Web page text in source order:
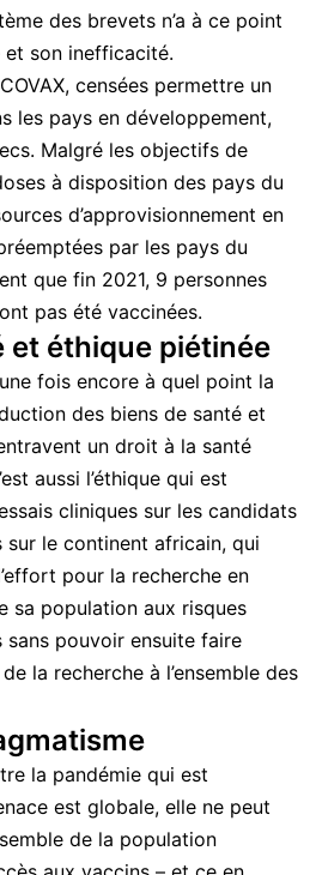
des brevets n’a à ce point
son inefficacité.
censées permettre un
les pays en développement,
Malgré les objectifs de
à disposition des pays du
d’approvisionnement en
par les pays du
que fin 2021, 9 personnes
pas été vaccinées.
et éthique piétinée
fois encore à quel point la
des biens de santé et
un droit à la santé
aussi l’éthique qui est
cliniques sur les candidats
le continent africain, qui
pour la recherche en
sa population aux risques
sans pouvoir ensuite faire
la recherche à l’ensemble des
la pandémie qui est
est globale, elle ne peut
de la population